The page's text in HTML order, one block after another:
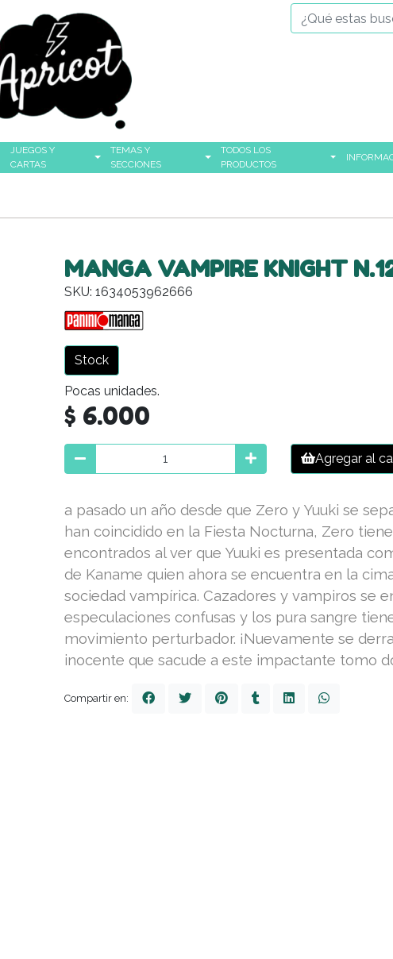
JUEGOS Y
CARTAS
TEMAS Y
SECCIONES
TODOS LOS
PRODUCTOS
MANGA VAMPIRE KNIGHT
SKU: 1634053962666
Stock
Pocas unidades.
$ 6.000
Agregar al
a pasado un año desde que Zero y Yuuki se
han coincidido en la Fiesta Nocturna, Zero
encontrados al ver que Yuuki es presentada
de Kaname quien ahora se encuentra en la
sociedad vampírica. Cazadores y vampiros se
especulaciones confusas y los pura sangre
movimiento perturbador. ¡Nuevamente se
inocente que sacude a este impactante tomo
Compartir en: